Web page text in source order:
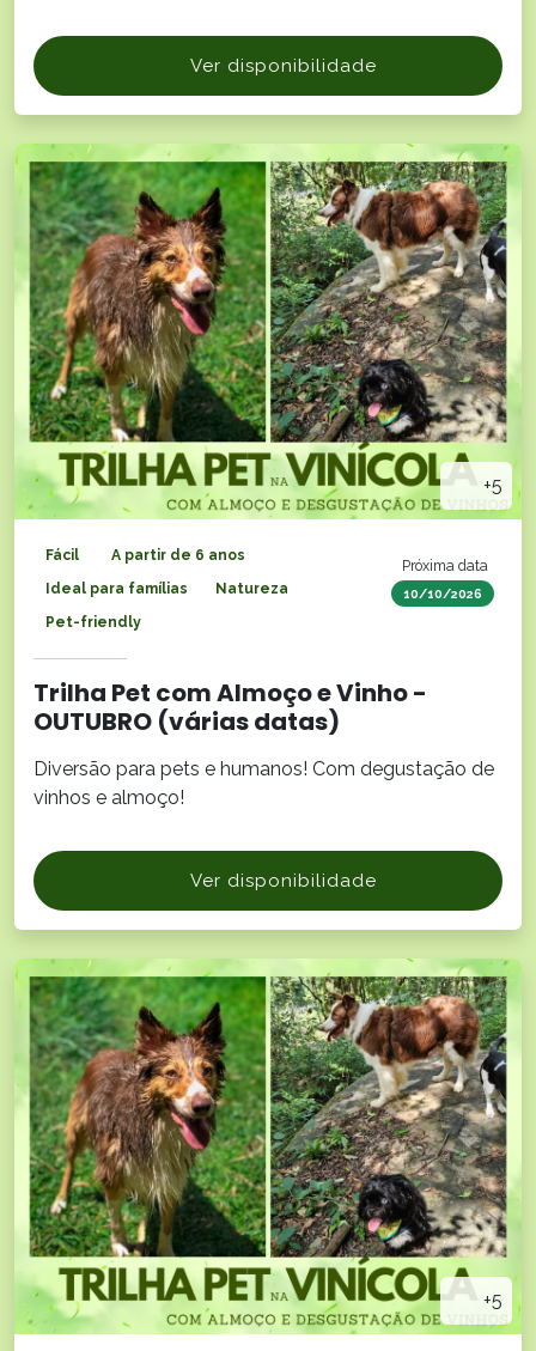
Ver disponibilidade
+5
Próxima data
10/10/2026
Fácil
A partir de 6 anos
Ideal para famílias
Natureza
Pet-friendly
Trilha Pet com Almoço e Vinho -
OUTUBRO (várias datas)
Diversão para pets e humanos! Com degustação de
vinhos e almoço!
Ver disponibilidade
+5